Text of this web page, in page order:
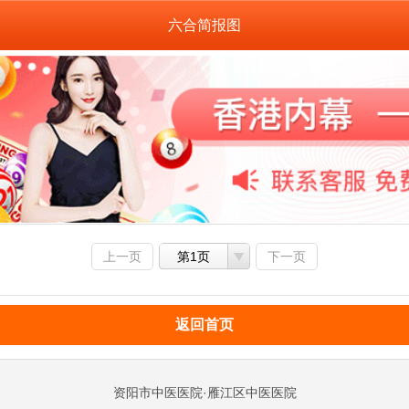
六合简报图
上一页 第1页 下一页
返回首页
资阳市中医医院·雁江区中医医院